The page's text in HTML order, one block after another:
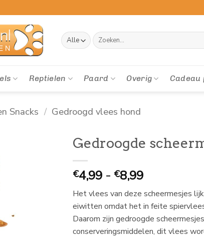
Zoeken
naar:
Reptielen Paard Overig Cadeau
Snacks / Gedroogd vlees hond
Gedroogde
€4,99 - €8,99Prijsklasse:
4,99
tot
€
8,99
Het vlees van deze scheermesjes
eiwitten omdat het in feite
Daarom zijn gedroogde
conserveringsmiddelen, dit vlees